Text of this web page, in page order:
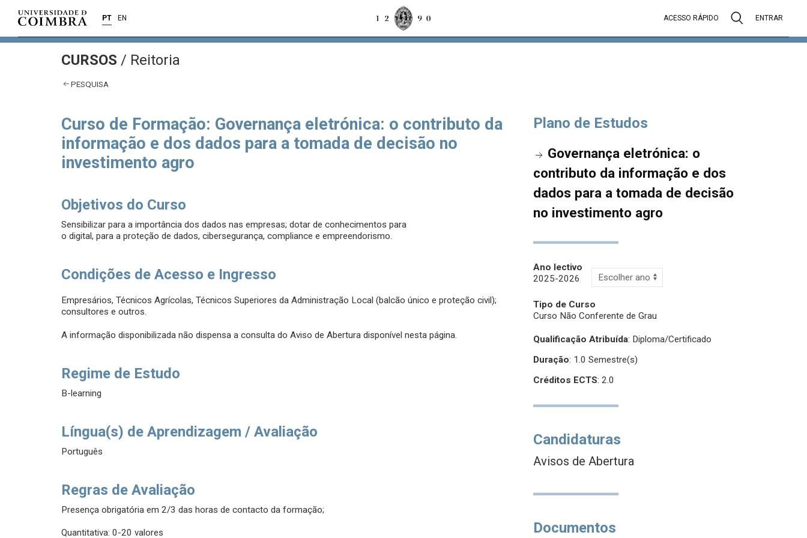
PT EN ACESSO RÁPIDO ENTRAR
CURSOS / Reitoria
PESQUISA
Curso de Formação: Governança eletrónica: o contributo da
informação e dos dados para a tomada de decisão no
investimento agro
Objetivos do Curso
Sensibilizar para a importância dos dados nas empresas; dotar de conhecimentos para
o digital, para a proteção de dados, cibersegurança, compliance e empreendorismo.
Condições de Acesso e Ingresso
Empresários, Técnicos Agrícolas, Técnicos Superiores da Administração Local (balcão único e proteção civil);
consultores e outros.
A informação disponibilizada não dispensa a consulta do Aviso de Abertura disponível nesta página.
Regime de Estudo
B-learning
Língua(s) de Aprendizagem / Avaliação
Português
Regras de Avaliação
Presença obrigatória em 2/3 das horas de contacto da formação;
Quantitativa: 0-20 valores
Plano de Estudos
Governança eletrónica: o
contributo da informação e dos
dados para a tomada de decisão
no investimento agro
Ano lectivo
2025-2026
Tipo de Curso
Curso Não Conferente de Grau
Qualificação Atribuída: Diploma/Certificado
Duração: 1.0 Semestre(s)
Créditos ECTS: 2.0
Candidaturas
Avisos de Abertura
Documentos